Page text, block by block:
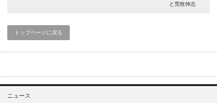
と荒牧伸志
トップページに戻る
ニュース